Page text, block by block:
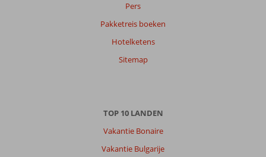
Pers
Pakketreis boeken
Hotelketens
Sitemap
TOP 10 LANDEN
Vakantie Bonaire
Vakantie Bulgarije